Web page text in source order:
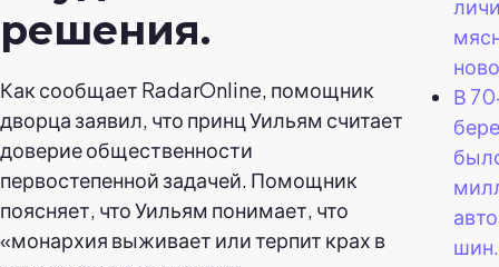
решения.
Как сообщает RadarOnline, помощник
дворца заявил, что принц Уильям считает
доверие общественности
первостепенной задачей. Помощник
поясняет, что Уильям понимает, что
«монархия выживает или терпит крах в
В